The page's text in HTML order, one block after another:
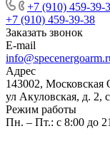
+7 (910) 459-39-
+7 (910) 459-39-38
Заказать звонок
E-mail
Адрес
143002,
ул Акуловская, д. 2,
Режим работы
Пн. – Пт.: с 8:00 до